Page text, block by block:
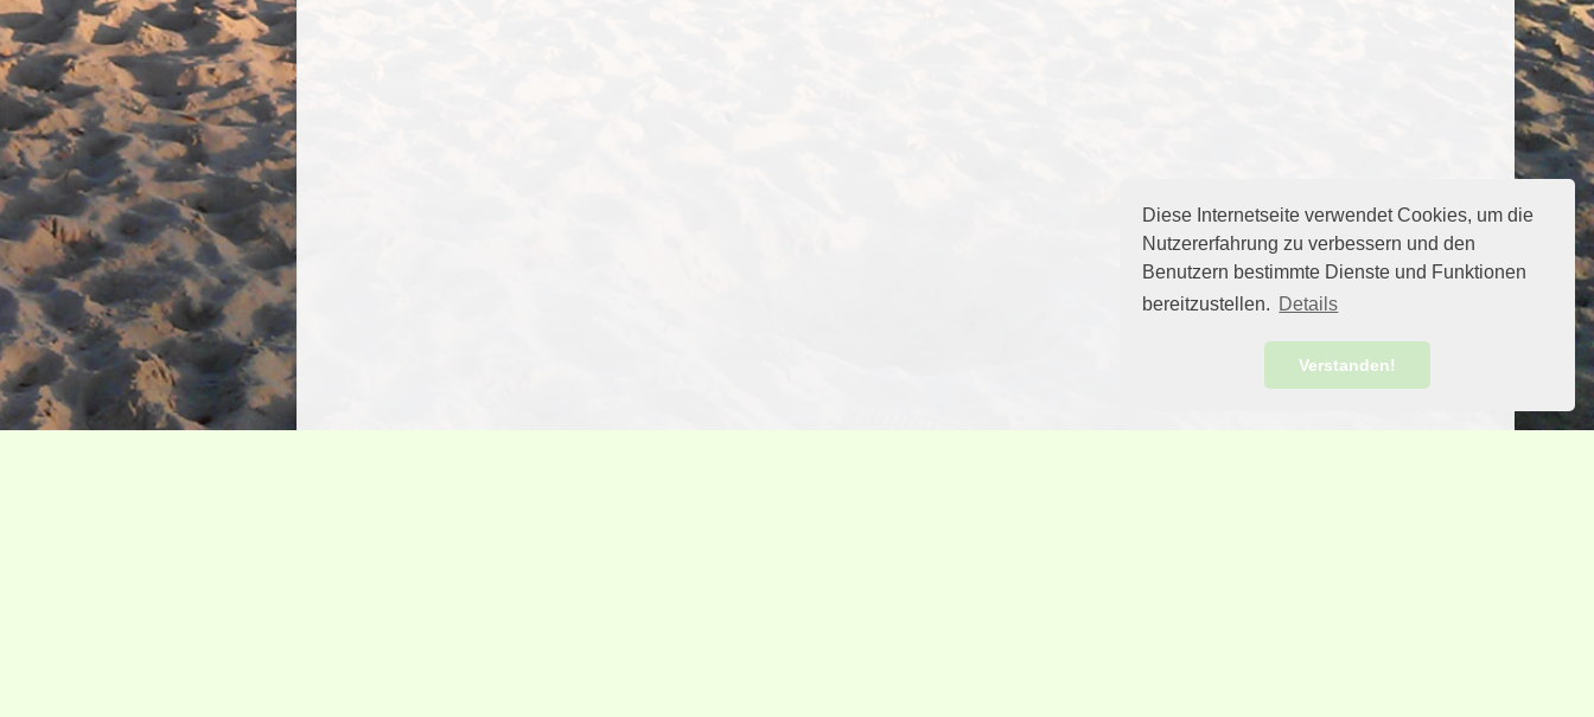
Diese Internetseite verwendet Cookies, um die
Nutzererfahrung zu verbessern und den
Benutzern bestimmte Dienste und Funktionen
bereitzustellen. Details
Verstanden!